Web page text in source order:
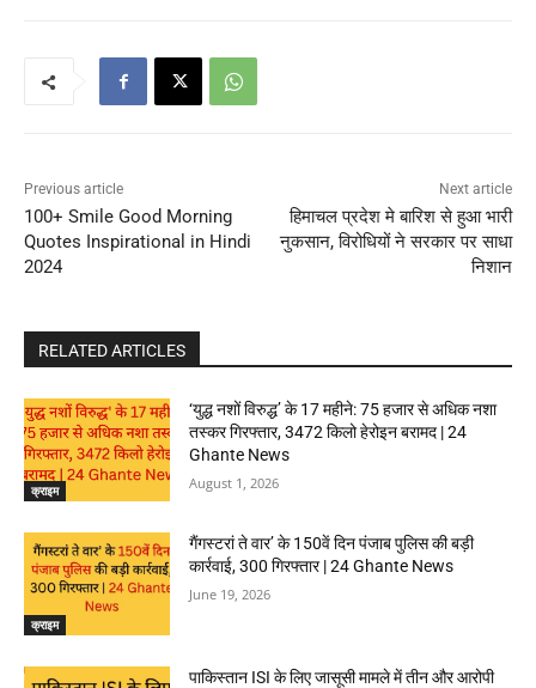
Previous article
100+ Smile Good Morning
Quotes Inspirational in Hindi
2024
Next article
हिमाचल प्रदेश मे बारिश से हुआ भारी
नुकसान, विरोधियों ने सरकार पर साधा
निशान
RELATED ARTICLES
क्राइम
‘युद्ध नशों विरुद्ध’ के 17 महीने: 75 हजार से अधिक नशा
तस्कर गिरफ्तार, 3472 किलो हेरोइन बरामद | 24
Ghante News
August 1, 2026
क्राइम
गैंगस्टरां ते वार’ के 150वें दिन पंजाब पुलिस की बड़ी
कार्रवाई, 300 गिरफ्तार | 24 Ghante News
June 19, 2026
पाकिस्तान ISI के लिए जासूसी मामले में तीन और आरोपी